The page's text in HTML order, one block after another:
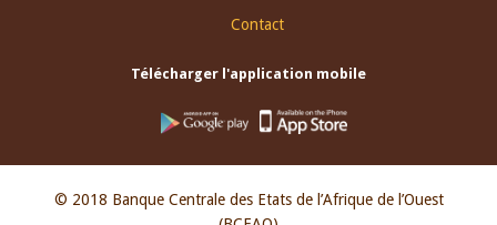
Contact
Télécharger l'application mobile
© 2018 Banque Centrale des Etats de l’Afrique de l’Ouest